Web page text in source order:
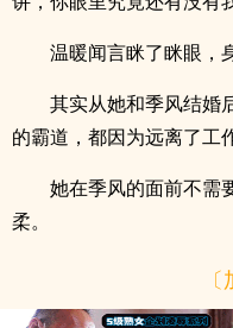
温暖闻言眯了眯眼，
其实从她和季风结婚
的霸道，都因为远离了工
她在季风的面前不需
柔。